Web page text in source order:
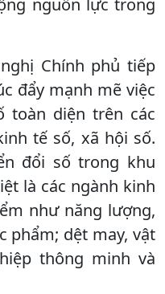
nguồn lực trong
Chính phủ tiếp
đẩy mạnh mẽ việc
toàn diện trên các
tế số, xã hội số.
đổi số trong khu
là các ngành kinh
như năng lượng,
phẩm; dệt may, vật
thông minh và